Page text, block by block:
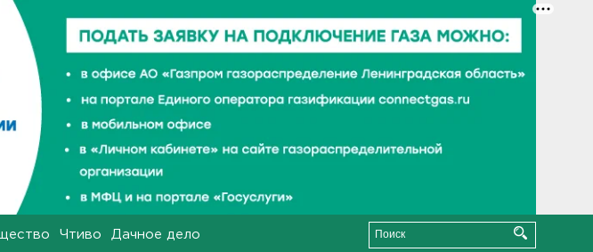
Чтиво Дачное дело